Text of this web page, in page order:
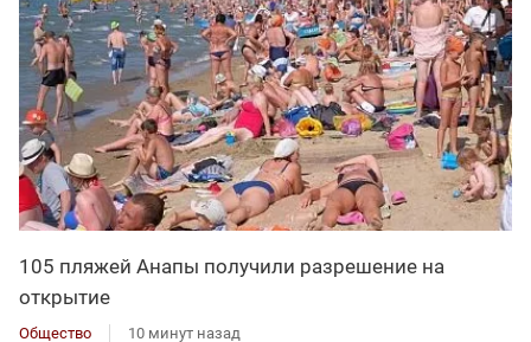
105 пляжей Анапы получили разрешение на
открытие
Общество 10 минут назад